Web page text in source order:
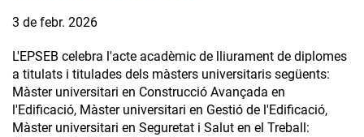
3 de febr. 2026
L'EPSEB celebra l'acte acadèmic de lliurament de diplomes
a titulats i titulades dels màsters universitaris següents:
Màster universitari en Construcció Avançada en
l'Edificació, Màster universitari en Gestió de l'Edificació,
Màster universitari en Seguretat i Salut en el Treball: